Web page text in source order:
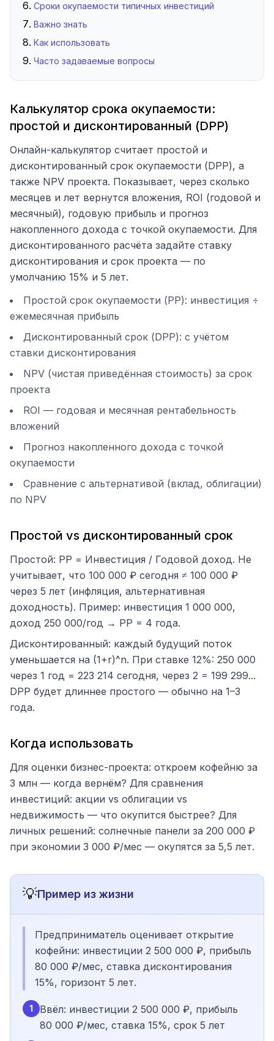
Сроки окупаемости типичных инвестиций
Важно знать
Как использовать
Часто задаваемые вопросы
Калькулятор срока окупаемости:
простой и дисконтированный (DPP)
Онлайн-калькулятор считает простой и
дисконтированный срок окупаемости (DPP), а
также NPV проекта. Показывает, через сколько
месяцев и лет вернутся вложения, ROI (годовой и
месячный), годовую прибыль и прогноз
накопленного дохода с точкой окупаемости. Для
дисконтированного расчёта задайте ставку
дисконтирования и срок проекта — по
умолчанию 15% и 5 лет.
Простой срок окупаемости (PP): инвестиция ÷
ежемесячная прибыль
Дисконтированный срок (DPP): с учётом
ставки дисконтирования
NPV (чистая приведённая стоимость) за срок
проекта
ROI — годовая и месячная рентабельность
вложений
Прогноз накопленного дохода с точкой
окупаемости
Сравнение с альтернативой (вклад, облигации)
по NPV
Простой vs дисконтированный срок
Простой: PP = Инвестиция / Годовой доход. Не
учитывает, что 100 000 ₽ сегодня ≠ 100 000 ₽
через 5 лет (инфляция, альтернативная
доходность). Пример: инвестиция 1 000 000,
доход 250 000/год → PP = 4 года.
Дисконтированный: каждый будущий поток
уменьшается на (1+r)^n. При ставке 12%: 250 000
через 1 год = 223 214 сегодня, через 2 = 199 299...
DPP будет длиннее простого — обычно на 1–3
года.
Когда использовать
Для оценки бизнес-проекта: откроем кофейню за
3 млн — когда вернём? Для сравнения
инвестиций: акции vs облигации vs
недвижимость — что окупится быстрее? Для
личных решений: солнечные панели за 200 000 ₽
при экономии 3 000 ₽/мес — окупятся за 5,5 лет.
💡Пример из жизни
Предприниматель оценивает открытие
кофейни: инвестиции 2 500 000 ₽, прибыль
80 000 ₽/мес, ставка дисконтирования
15%, горизонт 5 лет.
1
Ввёл: инвестиции 2 500 000 ₽, прибыль
80 000 ₽/мес, ставка 15%, срок 5 лет